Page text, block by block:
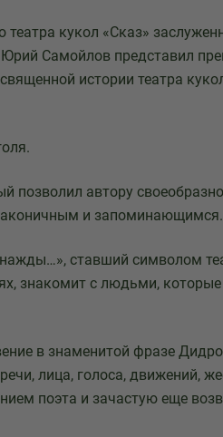
кукол «Сказ»
Самойлов представил
истории театра
позволил автору
и запоминающимся.
ставший символом
знакомит с людьми,
в знаменитой фразе
лица, голоса, движений,
поэта и зачастую еще